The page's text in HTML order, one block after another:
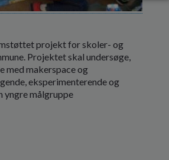
projekt for skoler- og
Projektet skal undersøge,
med makerspace og
eksperimenterende og
yngre målgruppe